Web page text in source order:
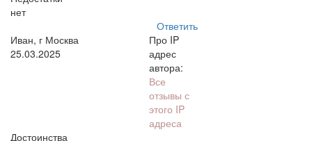
нет
Ответить
Иван, г Москва
25.03.2025
Про IP
адрес
автора:
Все
отзывы с
этого IP
адреса
Достоинства